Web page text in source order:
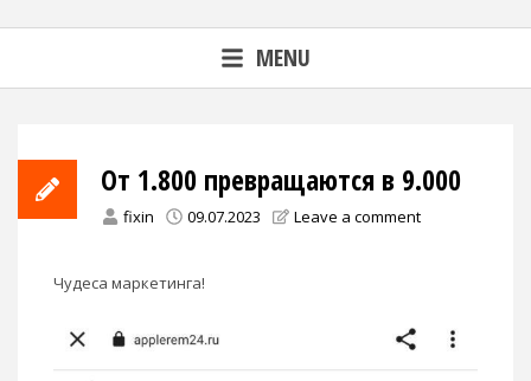
MENU
От 1.800 превращаются в 9.000
fixin 09.07.2023 Leave a comment
Чудеса маркетинга!